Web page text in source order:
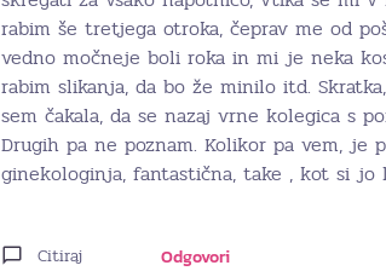
rabim še tretjega otroka, čeprav me od
vedno močneje boli roka in mi je neka
rabim slikanja, da bo že minilo itd.
sem čakala, da se nazaj vrne kolegica s
Drugih pa ne poznam. Kolikor pa vem, je
ginekologinja, fantastična, take , kot si jo
Citiraj Odgovori